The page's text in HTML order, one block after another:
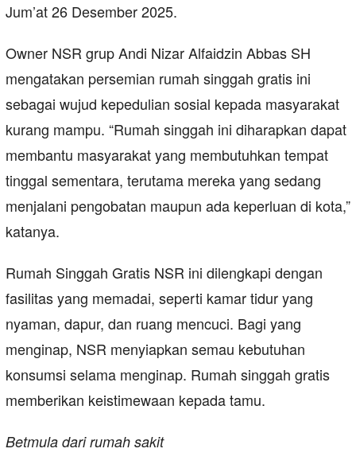
Jum’at 26 Desember 2025.
Owner NSR grup Andi Nizar Alfaidzin Abbas SH
mengatakan persemian rumah singgah gratis ini
sebagai wujud kepedulian sosial kepada masyarakat
kurang mampu. “Rumah singgah ini diharapkan dapat
membantu masyarakat yang membutuhkan tempat
tinggal sementara, terutama mereka yang sedang
menjalani pengobatan maupun ada keperluan di kota,”
katanya.
Rumah Singgah Gratis NSR ini dilengkapi dengan
fasilitas yang memadai, seperti kamar tidur yang
nyaman, dapur, dan ruang mencuci. Bagi yang
menginap, NSR menyiapkan semau kebutuhan
konsumsi selama menginap. Rumah singgah gratis
memberikan keistimewaan kepada tamu.
Betmula dari rumah sakit